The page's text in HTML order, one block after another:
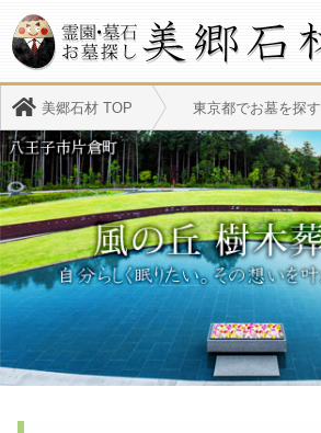
美郷石材 TOP 東京都でお墓を探す